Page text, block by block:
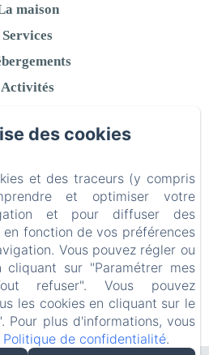
maison
Services
Activités
de confidentialité
sur les cookies
EN FR
par Amenitiz
des cookies
et des traceurs (y compris
et optimiser votre
et pour diffuser des
fonction de vos préférences
Vous pouvez régler ou
cliquant sur "Paramétrer mes
refuser". Vous pouvez
les cookies en cliquant sur le
Pour plus d'informations, vous
Politique de confidentialité.